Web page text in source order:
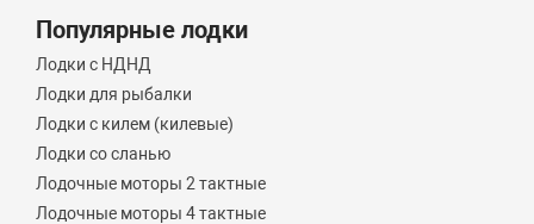
Популярные лодки
Лодки с НДНД
Лодки для рыбалки
Лодки с килем (килевые)
Лодки со сланью
Лодочные моторы 2 тактные
Лодочные моторы 4 тактные